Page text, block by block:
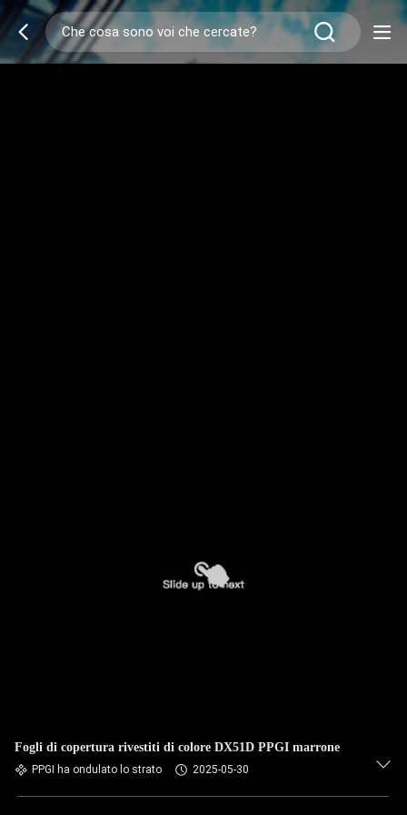
Fogli di copertura rivestiti di colore DX51D PPGI marrone
PPGI ha ondulato lo strato 2025-05-30